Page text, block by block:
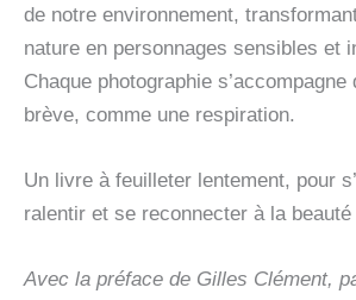
de notre environnement,
nature en personnages sensibles et
Chaque photographie s’accompagne
brève, comme une respiration.
Un livre à feuilleter lentement, pour
ralentir et se reconnecter à la
Avec la préface de Gilles Clément,